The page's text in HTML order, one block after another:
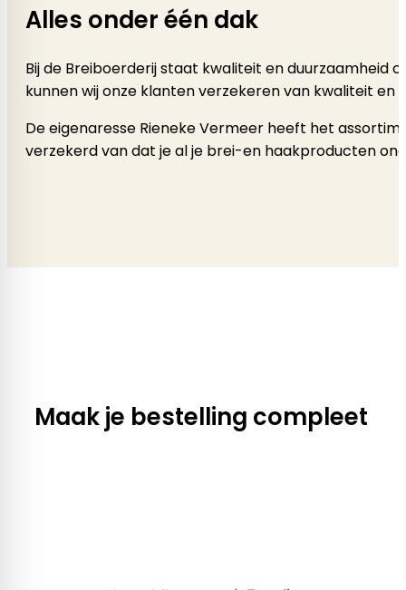
Alles onder één dak
Bij de Breiboerderij staat kwaliteit en duurzaamheid
kunnen wij onze klanten verzekeren van kwaliteit en
De eigenaresse Rieneke Vermeer heeft het
verzekerd van dat je al je brei-en haakproducten
Maak je bestelling compleet